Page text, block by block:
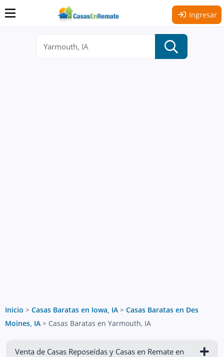
Ingresar
Inicio > Casas Baratas en Iowa, IA > Casas Baratas en Des
Moines, IA > Casas Baratas en Yarmouth, IA
Venta de Casas Reposeídas y Casas en Remate en